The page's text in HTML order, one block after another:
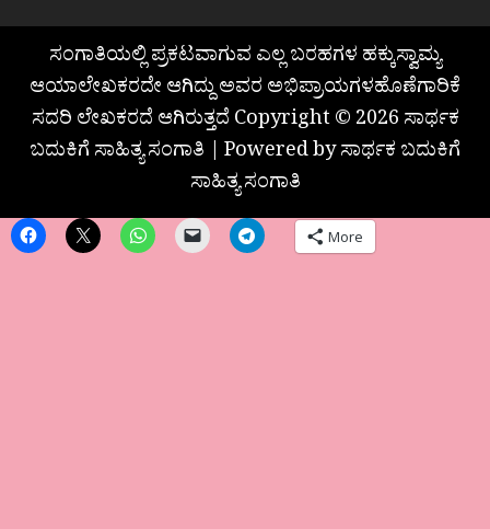
ಸಂಗಾತಿಯಲ್ಲಿ ಪ್ರಕಟವಾಗುವ ಎಲ್ಲ ಬರಹಗಳ ಹಕ್ಕುಸ್ವಾಮ್ಯ
ಆಯಾಲೇಖಕರದೇ ಆಗಿದ್ದು ಅವರ ಅಭಿಪ್ರಾಯಗಳಹೊಣೆಗಾರಿಕೆ
ಸದರಿ ಲೇಖಕರದೆ ಆಗಿರುತ್ತದೆ Copyright © 2026 ಸಾರ್ಥಕ
ಬದುಕಿಗೆ ಸಾಹಿತ್ಯ ಸಂಗಾತಿ | Powered by ಸಾರ್ಥಕ ಬದುಕಿಗೆ
ಸಾಹಿತ್ಯ ಸಂಗಾತಿ
More